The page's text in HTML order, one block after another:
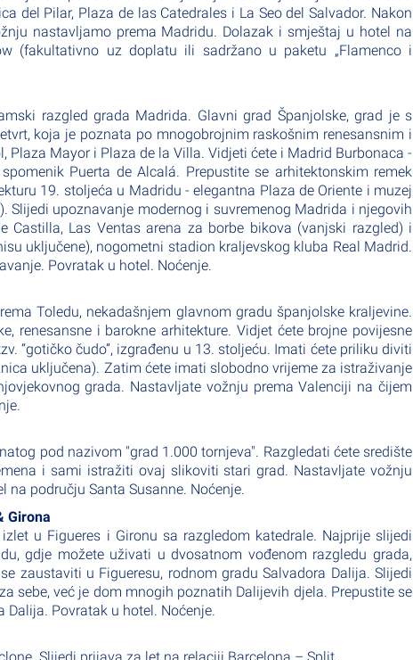
del Pilar, Plaza de las Catedrales i La Seo del Salvador. Nakon
nastavljamo prema Madridu. Dolazak i smještaj u hotel na
(fakultativno uz doplatu ili sadržano u paketu „Flamenco i
razgled grada Madrida. Glavni grad Španjolske, grad je s
koja je poznata po mnogobrojnim raskošnim renesansnim i
Plaza Mayor i Plaza de la Villa. Vidjeti ćete i Madrid Burbonaca -
Puerta de Alcalá. Prepustite se arhitektonskim remek
19. stoljeća u Madridu - elegantna Plaza de Oriente i muzej
Slijedi upoznavanje modernog i suvremenog Madrida i njegovih
Castilla, Las Ventas arena za borbe bikova (vanjski razgled) i
uključene), nogometni stadion kraljevskog kluba Real Madrid.
Povratak u hotel. Noćenje.
Toledu, nekadašnjem glavnom gradu španjolske kraljevine.
renesansne i barokne arhitekture. Vidjet ćete brojne povijesne
“gotičko čudo”, izgrađenu u 13. stoljeću. Imati ćete priliku diviti
uključena). Zatim ćete imati slobodno vrijeme za istraživanje
grada. Nastavljate vožnju prema Valenciji na čijem
pod nazivom "grad 1.000 tornjeva". Razgledati ćete središte
i sami istražiti ovaj slikoviti stari grad. Nastavljate vožnju
na području Santa Susanne. Noćenje.
Girona
u Figueres i Gironu sa razgledom katedrale. Najprije slijedi
gdje možete uživati u dvosatnom vođenom razgledu grada,
zaustaviti u Figueresu, rodnom gradu Salvadora Dalija. Slijedi
sebe, već je dom mnogih poznatih Dalijevih djela. Prepustite se
Povratak u hotel. Noćenje.